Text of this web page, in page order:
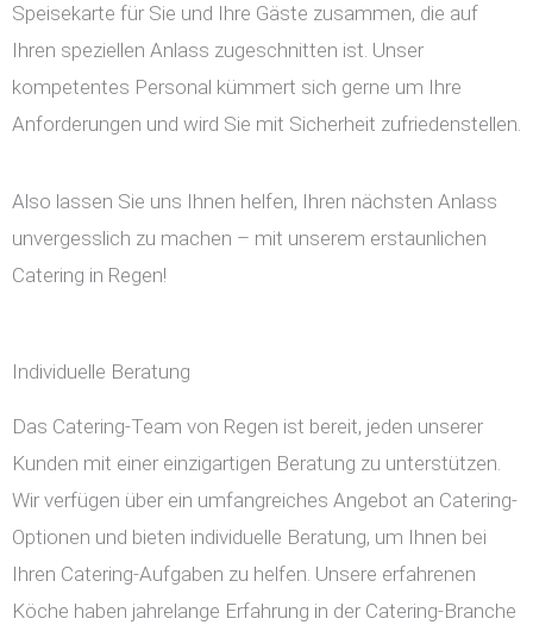
Speisekarte für Sie und Ihre Gäste zusammen, die auf
Ihren speziellen Anlass zugeschnitten ist. Unser
kompetentes Personal kümmert sich gerne um Ihre
Anforderungen und wird Sie mit Sicherheit zufriedenstellen.
Also lassen Sie uns Ihnen helfen, Ihren nächsten Anlass
unvergesslich zu machen – mit unserem erstaunlichen
Catering in Regen!
Individuelle Beratung
Das Catering-Team von Regen ist bereit, jeden unserer
Kunden mit einer einzigartigen Beratung zu unterstützen.
Wir verfügen über ein umfangreiches Angebot an Catering-
Optionen und bieten individuelle Beratung, um Ihnen bei
Ihren Catering-Aufgaben zu helfen. Unsere erfahrenen
Köche haben jahrelange Erfahrung in der Catering-Branche